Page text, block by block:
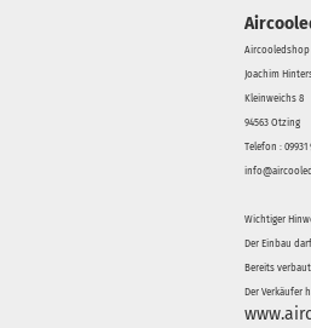
Aircooledshop
Joachim
Kleinweichs 8
94563 Otzing
Telefon : 09931
Wichtiger
Der Einbau
Bereits
Der Verkäufer